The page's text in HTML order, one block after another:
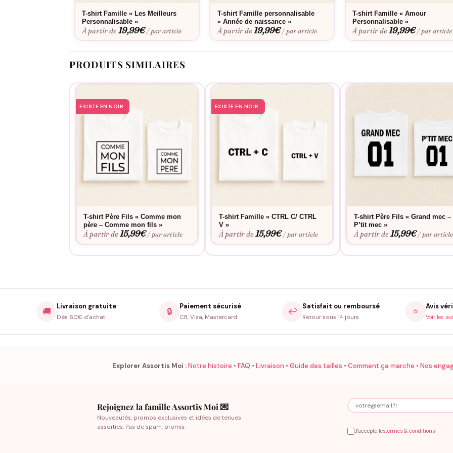
T-shirt Famille « Les Meilleurs
Personnalisable »
À partir de19,99€ / par article
T-shirt Famille personnalisable
« Année de naissance »
À partir de19,99€ / par article
T-shirt Famille « Amour
Personnalisable «
À partir de19,99€ / par article
PRODUITS SIMILAIRES
EXISTE EN NOIR
T-shirt Père Fils « Comme mon
père – Comme mon fils »
À partir de15,99€ / par article
EXISTE EN NOIR
T-shirt Famille « CTRL C/ CTRL
V »
À partir de15,99€ / par article
T-shirt Père Fils « Grand mec –
P’tit mec »
À partir de15,99€ / par article
🚚 Livraison gratuite
Dès 60€ d'achat
🔒 Paiement sécurisé
CB, Visa, Mastercard
↩️ Satisfait ou remboursé
Retour sous 14 jours
⭐ Avis
Voir les
Explorer Assortis Moi :Notre histoire • FAQ • Livraison • Guide des tailles • Comment ça marche • Nos
Rejoignez la famille Assortis Moi 💌
Nouveautés, promos exclusives et idées de tenues
assorties. Pas de spam, promis.
J'accepte lestermes & conditions